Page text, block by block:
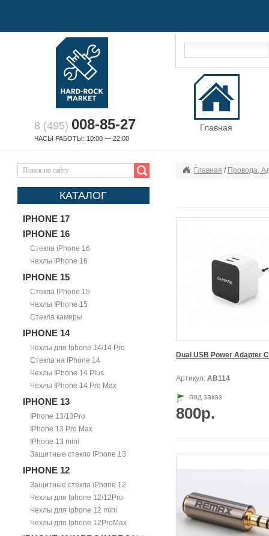
8 (495) 008-85-27
ЧАСЫ РАБОТЫ: 10:00 — 22:00
Главная
КАТАЛОГ
IPHONE 17
IPHONE 16
Стекла iPhone 16
Чехлы iPhone 16
IPHONE 15
Стекла IPhone 15
Чехлы IPhone 15
Стекла камеры
IPHONE 14
Чехлы для Iphone 14/14 Pro
Стекла на IPhone 14
Чехлы IPhone 14 Plus
Чехлы IPhone 14 Pro Max
IPHONE 13
IPhone 13/13Pro
IPhone 13 Pro Max
IPhone 13 mini
Защитные стекло IPhone 13
IPHONE 12
Защитные стекла iPhone 12
Чехлы для Iphone 12/12Pro
Чехлы для Iphone 12 mini
Чехлы для Iphone 12ProMax
Главная / Провода,
Dual USB Power Adapter
Артикул: АВ114
под заказ
800р.